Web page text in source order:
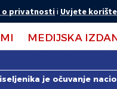
o privatnostii Uvjete
MEDIJSKA
je očuvanje